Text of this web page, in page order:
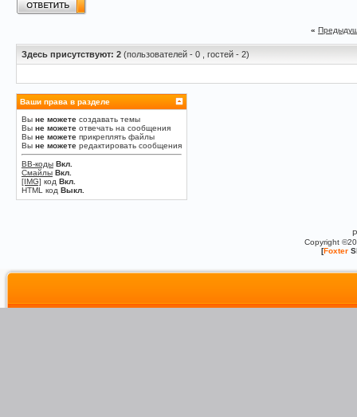
«
Здесь присутствуют: 2 (пользователей - 0 , гостей - 2)
Ваши права в разделе
Вы не можете создавать темы
Вы не можете отвечать на сообщения
Вы не можете прикреплять файлы
Вы не можете редактировать сообщения
BB-коды Вкл.
Смайлы Вкл.
[IMG] код Вкл.
HTML код Выкл.
Copyright
[Foxter